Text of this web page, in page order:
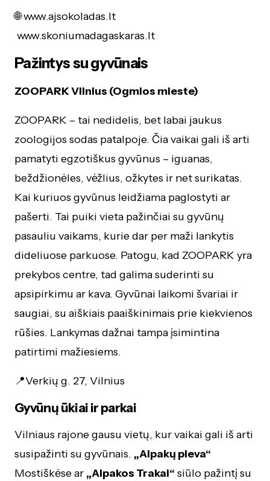
🌐www.ajsokoladas.lt
www.skoniumadagaskaras.lt
Pažintys su gyvūnais
ZOOPARK Vilnius (Ogmios mieste)
ZOOPARK – tai nedidelis, bet labai jaukus
zoologijos sodas patalpoje. Čia vaikai gali iš arti
pamatyti egzotiškus gyvūnus – iguanas,
beždžionėles, vėžlius, ožkytes ir net surikatas.
Kai kuriuos gyvūnus leidžiama paglostyti ar
pašerti. Tai puiki vieta pažinčiai su gyvūnų
pasauliu vaikams, kurie dar per maži lankytis
dideliuose parkuose. Patogu, kad ZOOPARK yra
prekybos centre, tad galima suderinti su
apsipirkimu ar kava. Gyvūnai laikomi švariai ir
saugiai, su aiškiais paaiškinimais prie kiekvienos
rūšies. Lankymas dažnai tampa įsimintina
patirtimi mažiesiems.
📍Verkių g. 27, Vilnius
Gyvūnų ūkiai ir parkai
Vilniaus rajone gausu vietų, kur vaikai gali iš arti
susipažinti su gyvūnais. „Alpakų pieva“
Mostiškėse ar „Alpakos Trakai“ siūlo pažintį su